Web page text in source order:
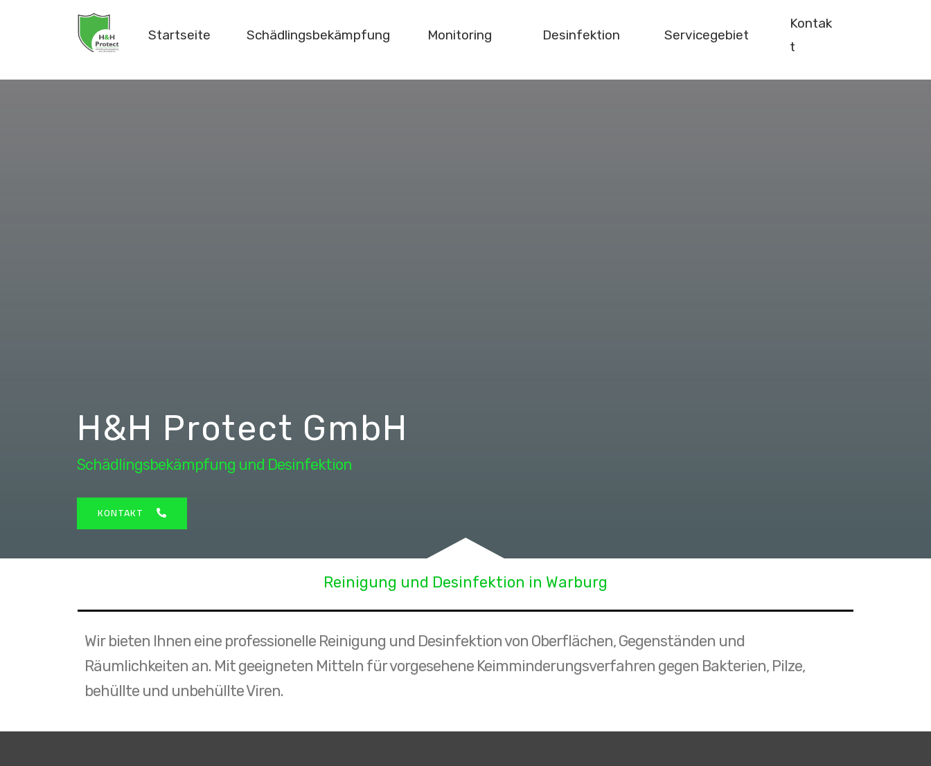
Startseite Schädlingsbekämpfung Monitoring Desinfektion Servicegebiet
Kontak
t
H&H Protect GmbH
Schädlingsbekämpfung und Desinfektion
KONTAKT
Reinigung und Desinfektion in Warburg
Wir bieten Ihnen eine professionelle Reinigung und Desinfektion von Oberflächen, Gegenständen und
Räumlichkeiten an. Mit geeigneten Mitteln für vorgesehene Keimminderungsverfahren gegen Bakterien, Pilze,
behüllte und unbehüllte Viren.